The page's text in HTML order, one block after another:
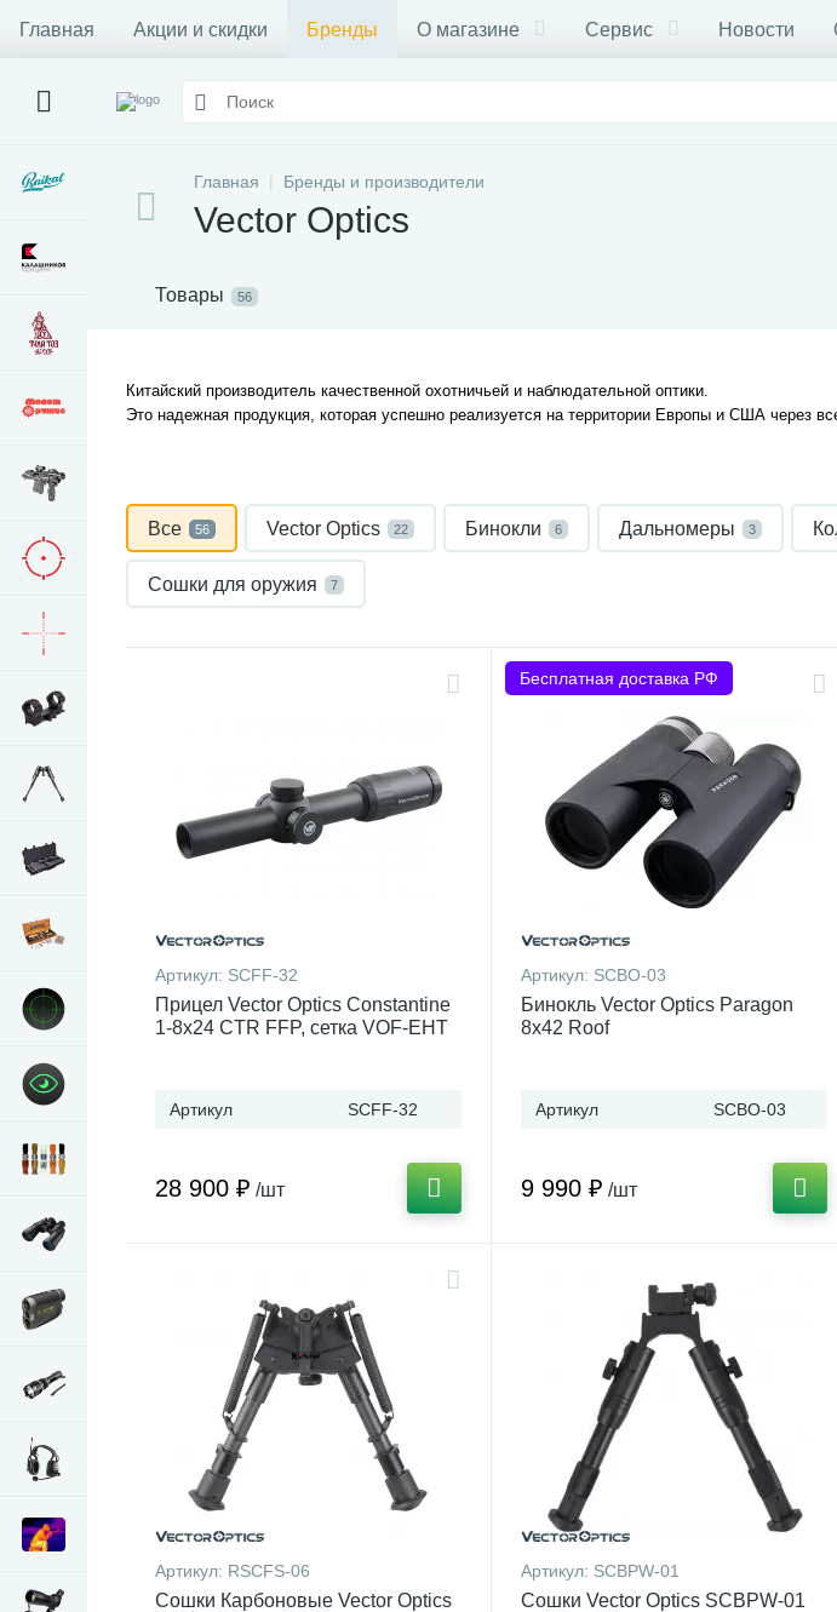
Главная Акции и скидки Бренды О магазине Сервис Новости
Главная Бренды и производители
Vector Optics
Товары 56
Китайский производитель качественной охотничьей и наблюдательной оптики.
Это надежная продукция, которая успешно реализуется на территории Европы и США через
Все 56 Vector Optics 22 Бинокли 6 Дальномеры 3
Сошки для оружия 7
Артикул: SCFF-32
Прицел Vector Optics Constantine
1-8x24 CTR FFP, сетка VOF-EHT
Артикул SCFF-32
28 900 ₽ /шт
Бесплатная доставка РФ
Артикул: SCBO-03
Бинокль Vector Optics Paragon
8x42 Roof
Артикул SCBO-03
9 990 ₽ /шт
Артикул: RSCFS-06
Сошки Карбоновые Vector Optics
Артикул: SCBPW-01
Сошки Vector Optics SCBPW-01